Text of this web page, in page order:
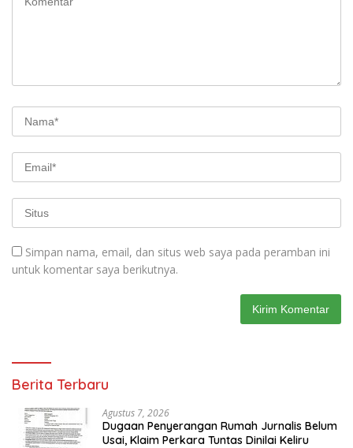
Simpan nama, email, dan situs web saya pada peramban ini
untuk komentar saya berikutnya.
Berita Terbaru
Agustus 7, 2026
Dugaan Penyerangan Rumah Jurnalis Belum
Usai, Klaim Perkara Tuntas Dinilai Keliru